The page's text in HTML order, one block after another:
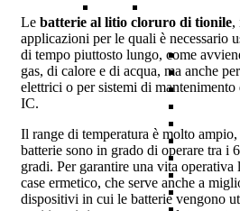
Le batterie al litio cloruro di tionile,
applicazioni per le quali è necessario
di tempo piuttosto lungo, come
gas, di calore e di acqua, ma anche
elettrici o per sistemi di
IC.
Il range di temperatura è molto
batterie sono in grado di operare tra i
gradi. Per garantire una vita
case ermetico, che serve anche a
dispositivi in cui le batterie vengono